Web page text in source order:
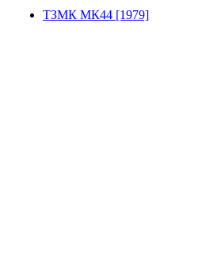
ТЗМК МК44 [1979]